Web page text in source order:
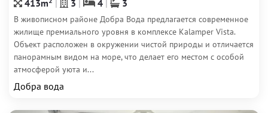
413m 3 4 3
В живописном районе Добра Вода предлагается современное
жилище премиального уровня в комплексе Kalamper Vista.
Объект расположен в окружении чистой природы и отличается
панорамным видом на море, что делает его местом с особой
атмосферой уюта и...
Добра вода